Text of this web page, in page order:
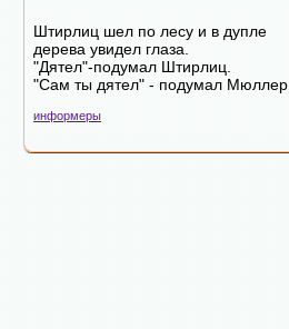
Штирлиц шел по лесу и в дупле
дерева увидел глаза.
"Дятел"-подумал Штирлиц.
"Сам ты дятел" - подумал Мюллер.
информеры